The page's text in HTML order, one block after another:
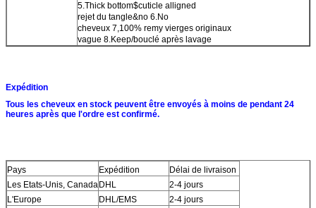
5.Thick bottom$cuticle alligned
rejet du tangle&no 6.No
cheveux 7,100% remy vierges originaux
vague 8.Keep/bouclé après lavage
Expédition
Tous les cheveux en stock peuvent être envoyés à moins de pendant 24
heures après que l'ordre est confirmé.
Pays Expédition
Délai de livraison
Les Etats-Unis, CanadaDHL
2-4 jours
L'Europe
DHL/EMS
2-4 jours